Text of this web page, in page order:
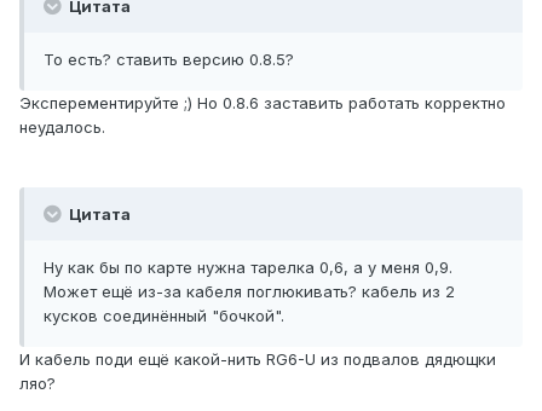
Цитата
То есть? ставить версию 0.8.5?
Эксперементируйте ;) Но 0.8.6 заставить работать корректно
неудалось.
Цитата
Ну как бы по карте нужна тарелка 0,6, а у меня 0,9.
Может ещё из-за кабеля поглюкивать? кабель из 2
кусков соединённый "бочкой".
И кабель поди ещё какой-нить RG6-U из подвалов дядющки
ляо?